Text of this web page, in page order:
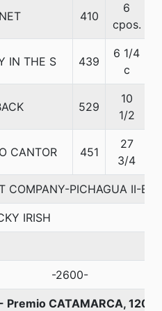
410
6
cpos.
IN THE S 439
6 1/4
c
529
10
1/2
CANTOR 451
27
3/4
COMPANY-PICHAGUA II-
IRISH
-2600-
Premio CATAMARCA, 1200